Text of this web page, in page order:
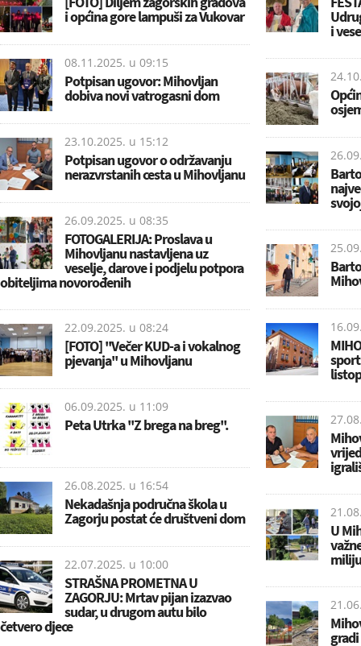
i općina gore lampuši za Vukovar
08.11.2025. u 09:15
Potpisan ugovor: Mihovljan
dobiva novi vatrogasni dom
23.10.2025. u 15:12
Potpisan ugovor o održavanju
nerazvrstanih cesta u Mihovljanu
26.09.2025. u 08:35
FOTOGALERIJA: Proslava u
Mihovljanu nastavljena uz
veselje, darove i podjelu potpora
obiteljima novorođenih
22.09.2025. u 08:24
[FOTO] ''Večer KUD-a i vokalnog
pjevanja'' u Mihovljanu
06.09.2025. u 11:09
Peta Utrka ''Z brega na breg''.
26.08.2025. u 16:54
Nekadašnja područna škola u
Zagorju postat će društveni dom
22.07.2025. u 10:00
STRAŠNA PROMETNA U
ZAGORJU: Mrtav pijan izazvao
sudar, u drugom autu bilo
četvero djece
i
U